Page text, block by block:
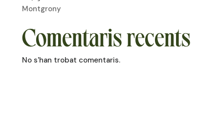
Montgrony
Comentaris recents
No s'han trobat comentaris.